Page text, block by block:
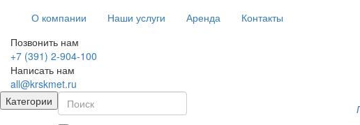
О компании Наши услуги Аренда
Контакты
Позвонить нам
+7 (391) 2-904-100
Написать нам
all@krskmet.ru
Категории